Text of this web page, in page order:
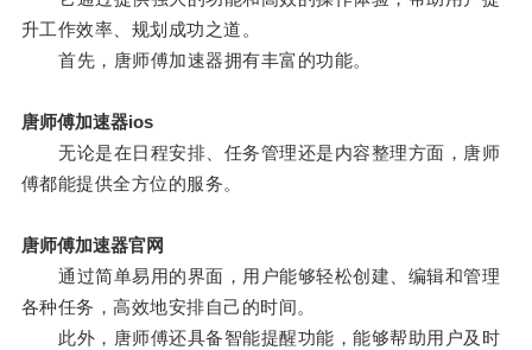
升工作效率、规划成功之道。
首先，唐师傅加速器拥有丰富的功能。
唐师傅加速器ios
无论是在日程安排、任务管理还是内容整理方面，唐师
傅都能提供全方位的服务。
唐师傅加速器官网
通过简单易用的界面，用户能够轻松创建、编辑和管理
各种任务，高效地安排自己的时间。
此外，唐师傅还具备智能提醒功能，能够帮助用户及时